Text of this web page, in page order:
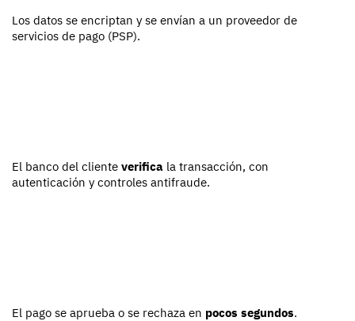
Los datos se encriptan y se envían a un proveedor de
servicios de pago (PSP).
El banco del cliente verifica la transacción, con
autenticación y controles antifraude.
El pago se aprueba o se rechaza en pocos segundos.